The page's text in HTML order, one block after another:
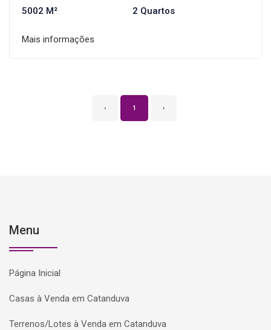
5002 M² 2 Quartos
Mais informações
‹ 1 ›
Menu
Página Inicial
Casas à Venda em Catanduva
Terrenos/Lotes à Venda em Catanduva